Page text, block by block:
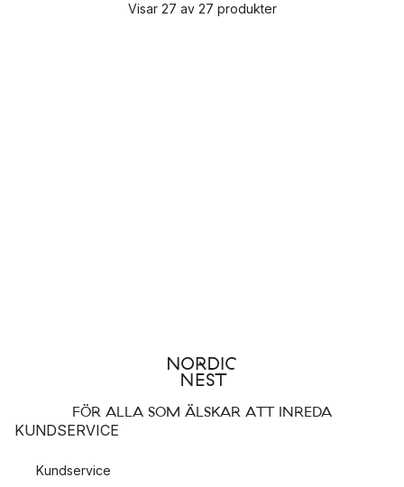
Visar 27 av 27 produkter
FÖR ALLA SOM ÄLSKAR ATT INREDA
KUNDSERVICE
Kundservice